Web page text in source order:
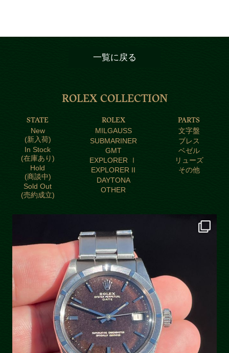
一覧に戻る
ROLEX COLLECTION
STATE
New
(新入荷)
In Stock
(在庫あり)
Hold
(商談中)
Sold Out
(売約成立)
ROLEX
MILGAUSS
SUBMARINER
GMT
EXPLORER Ⅰ
EXPLORER II
DAYTONA
OTHER
PARTS
文字盤
ブレス
ベゼル
リューズ
その他